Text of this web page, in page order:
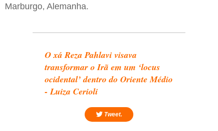
Marburgo, Alemanha.
O xá Reza Pahlavi visava
transformar o Irã em um ‘locus
ocidental’ dentro do Oriente Médio
- Luiza Cerioli
Tweet.